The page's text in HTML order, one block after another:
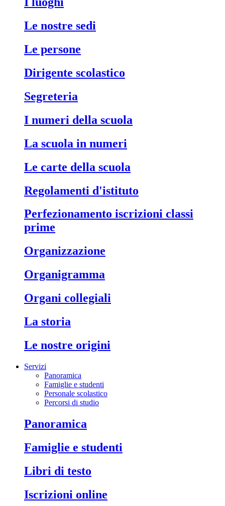
le nostre sedi
le persone
dirigente scolastico
segreteria
i numeri della scuola
la scuola in numeri
le carte della scuola
regolamenti d'istituto
perfezionamento iscrizioni classi
prime
organizzazione
organigramma
organi collegiali
la storia
le nostre origini
Servizi
Panoramica
Famiglie e studenti
Personale scolastico
Percorsi di studio
panoramica
famiglie e studenti
libri di testo
iscrizioni online